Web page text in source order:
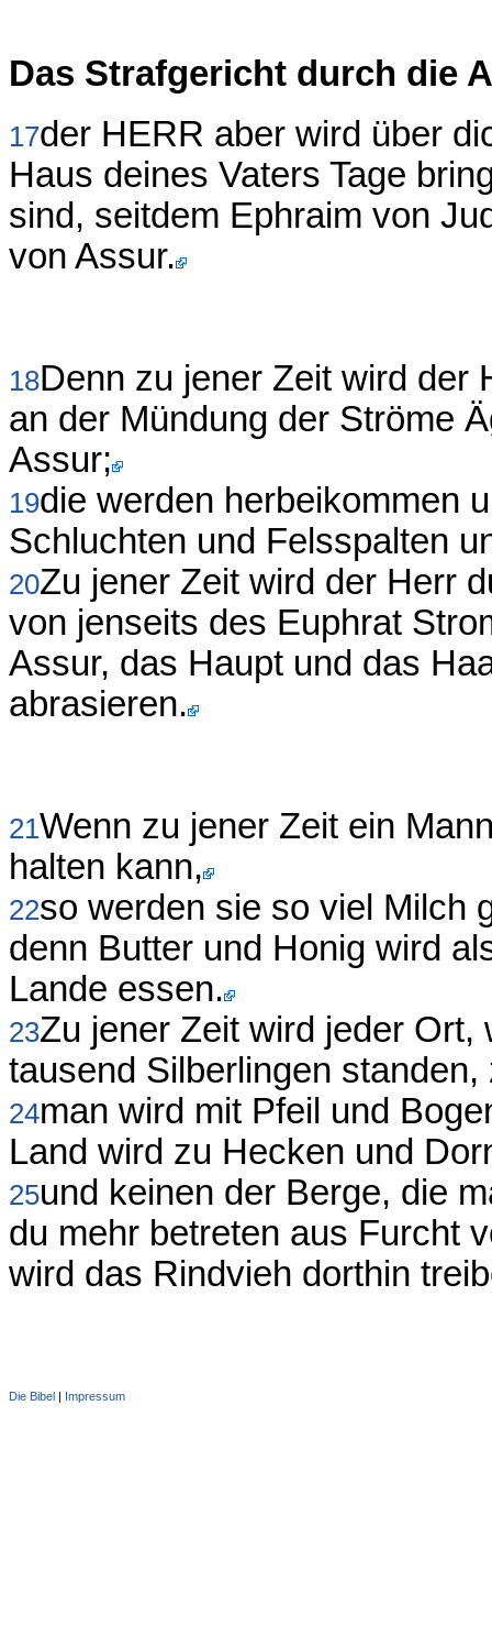
Das Strafgericht durch die
17der HERR aber wird über
Haus deines Vaters Tage
sind, seitdem Ephraim von
von Assur.
18Denn zu jener Zeit wird der
an der Mündung der Ströme
Assur;
19die werden herbeikommen
Schluchten und Felsspalten
20Zu jener Zeit wird der Herr
von jenseits des Euphrat
Assur, das Haupt und das
abrasieren.
21Wenn zu jener Zeit ein
halten kann,
22so werden sie so viel Milch
denn Butter und Honig wird
Lande essen.
23Zu jener Zeit wird jeder
tausend Silberlingen
24man wird mit Pfeil und
Land wird zu Hecken und
25und keinen der Berge, die
du mehr betreten aus Furcht
wird das Rindvieh dorthin
Die Bibel | Impressum